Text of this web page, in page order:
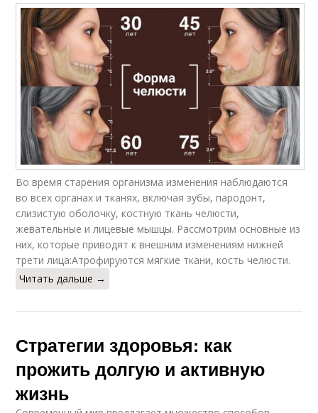
Во время старения организма изменения наблюдаются
во всех органах и тканях, включая зубы, пародонт,
слизистую оболочку, костную ткань челюсти,
жевательные и лицевые мышцы. Рассмотрим основные из
них, которые приводят к внешним изменениям нижней
трети лица:Атрофируются мягкие ткани, кость челюсти.
Читать дальше →
Стратегии здоровья: как
прожить долгую и активную
жизнь